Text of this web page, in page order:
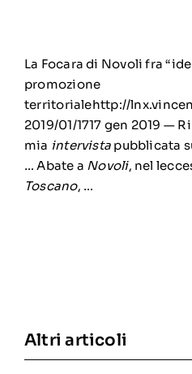
La Focara di Novoli fra
promozione
territorialehttp://
2019/01/1717 gen 2019 —
mia intervista pubblicata
… Abate a Novoli, nel
Toscano, …
Altri articoli